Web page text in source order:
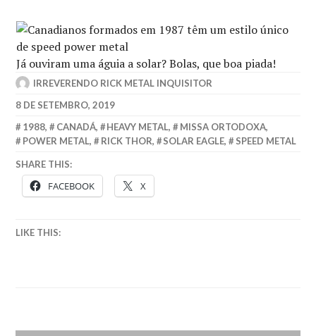
Já ouviram uma águia a solar? Bolas, que boa piada!
IRREVERENDO RICK METAL INQUISITOR
8 DE SETEMBRO, 2019
1988, CANADÁ, HEAVY METAL, MISSA ORTODOXA,
POWER METAL, RICK THOR, SOLAR EAGLE, SPEED METAL
SHARE THIS:
FACEBOOK X
LIKE THIS: